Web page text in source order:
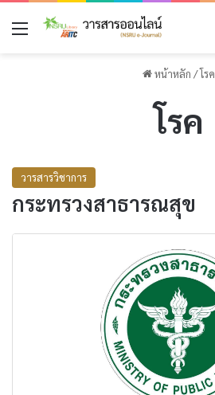
เมนู
หน้าหลัก /โรค
โรค
วารสารวิชาการ
กระทรวงสาธารณสุข